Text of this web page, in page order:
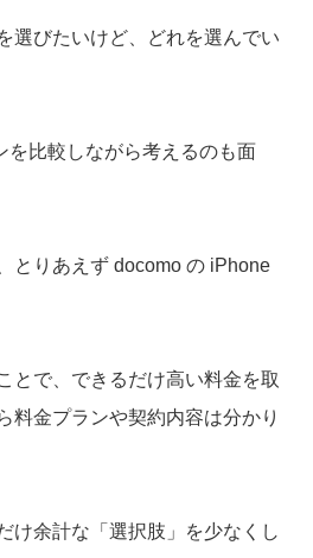
選びたいけど、どれを選んでい
を比較しながら考えるのも面
とりあえず docomo の iPhone
とで、できるだけ高い料金を取
料金プランや契約内容は分かり
け余計な「選択肢」を少なくし